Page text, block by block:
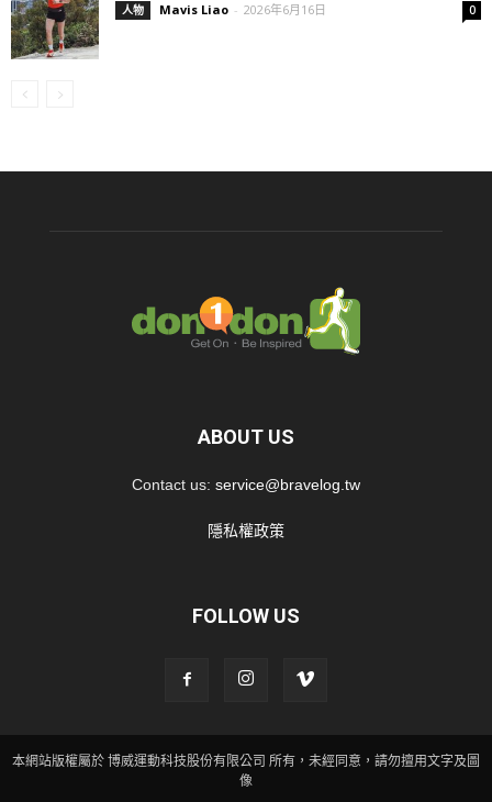
人物 Mavis Liao - 2026年6月16日 0
ABOUT US
Contact us: service@bravelog.tw
隱私權政策
FOLLOW US
本網站版權屬於 博威運動科技股份有限公司 所有，未經同意，請勿擅用文字及圖
像